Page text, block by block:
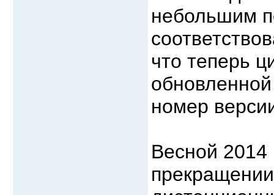
небольшим
что теперь
номер
Весной 2014